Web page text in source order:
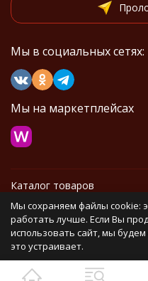
Мы в социальных сетях:
Мы на маркетплейсах
Каталог товаров
Информация
Политика персональных
Мы сохраняем файлы cookie:
работать лучше. Если Вы
использовать сайт, мы будем
это устраивает.